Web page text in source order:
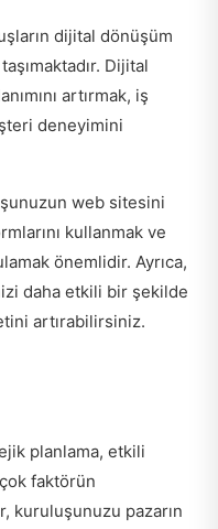
dijital dönüşüm
Dijital
artırmak, iş
deneyimini
web sitesini
kullanmak ve
önemlidir. Ayrıca,
daha etkili bir şekilde
artırabilirsiniz.
planlama, etkili
faktörün
kuruluşunuzu pazarın